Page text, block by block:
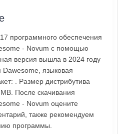
программного обеспечения
- Novum с помощью
версия вышла в 2024 году
Dawesome, языковая
. Размер дистрибутива
После скачивания
- Novum оцените
также рекомендуем
программы.